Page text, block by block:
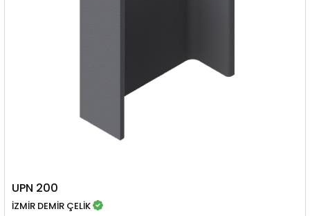
UPN 200
İZMİR DEMİR ÇELİK